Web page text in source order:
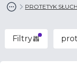
PROTETYK
Filtry